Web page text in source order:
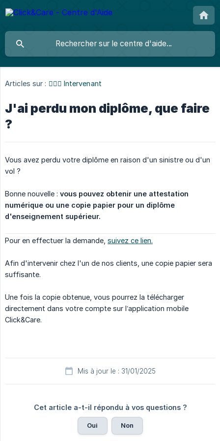
Articles sur : 👩🏼‍⚕️ Intervenant
J'ai perdu mon diplôme, que faire
?
Vous avez perdu votre diplôme en raison d'un sinistre ou d'un
vol ?
Bonne nouvelle : vous pouvez obtenir une attestation
numérique ou une copie papier pour un diplôme
d'enseignement supérieur.
Pour en effectuer la demande, suivez ce lien.
Afin d'intervenir chez l'un de nos clients, une copie papier sera
suffisante.
Une fois la copie obtenue, vous pourrez la télécharger
directement dans votre compte sur l’application mobile
Click&Care.
Mis à jour le : 31/01/2025
Cet article a-t-il répondu à vos questions ?
Oui Non